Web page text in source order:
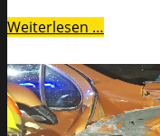
Weiterlesen …